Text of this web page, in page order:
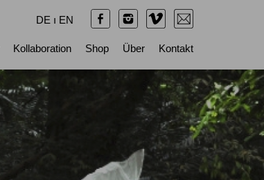
Kollaboration Shop Über Kontakt
DE ı EN